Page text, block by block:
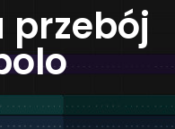
przebój